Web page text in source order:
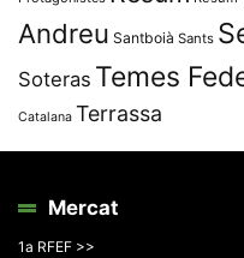
Andreu Santboià Sants
Soteras Temes
Catalana Terrassa
Mercat
1a RFEF >>